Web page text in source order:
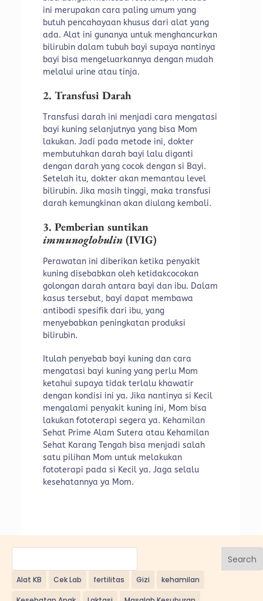
ini merupakan cara paling umum yang
butuh pencahayaan khusus dari alat yang
ada. Alat ini gunanya untuk menghancurkan
bilirubin dalam tubuh bayi supaya nantinya
bayi bisa mengeluarkannya dengan mudah
melalui urine atau tinja.
2. Transfusi Darah
Transfusi darah ini menjadi cara mengatasi
bayi kuning selanjutnya yang bisa Mom
lakukan. Jadi pada metode ini, dokter
membutuhkan darah bayi lalu diganti
dengan darah yang cocok dengan si Bayi.
Setelah itu, dokter akan memantau level
bilirubin. Jika masih tinggi, maka transfusi
darah kemungkinan akan diulang kembali.
3. Pemberian suntikan
immunoglobulin(IVIG)
Perawatan ini diberikan ketika penyakit
kuning disebabkan oleh ketidakcocokan
golongan darah antara bayi dan ibu. Dalam
kasus tersebut, bayi dapat membawa
antibodi spesifik dari ibu, yang
menyebabkan peningkatan produksi
bilirubin.
Itulah penyebab bayi kuning dan cara
mengatasi bayi kuning yang perlu Mom
ketahui supaya tidak terlalu khawatir
dengan kondisi ini ya. Jika nantinya si Kecil
mengalami penyakit kuning ini, Mom bisa
lakukan fototerapi segera ya. Kehamilan
Sehat Prime Alam Sutera atau Kehamilan
Sehat Karang Tengah bisa menjadi salah
satu pilihan Mom untuk melakukan
fototerapi pada si Kecil ya. Jaga selalu
kesehatannya ya Mom.
Search
Alat KB Cek Lab fertilitas Gizi kehamilan